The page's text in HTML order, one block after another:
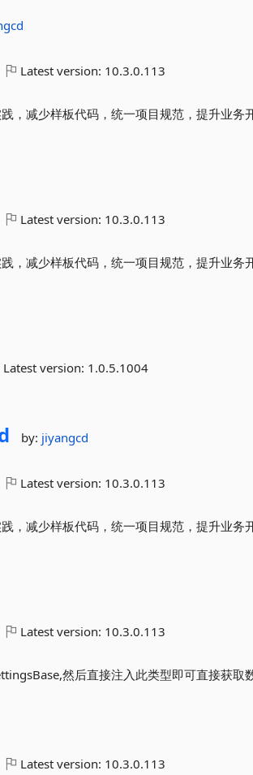
Latest version: 10.3.0.113
，减少样板代码，统一项目规范，提升业务
Latest version: 10.3.0.113
，减少样板代码，统一项目规范，提升业务
Latest version: 1.0.5.1004
by: jiyangcd
Latest version: 10.3.0.113
，减少样板代码，统一项目规范，提升业务
Latest version: 10.3.0.113
然后直接注入此类型即可直接获取
Latest version: 10.3.0.113